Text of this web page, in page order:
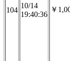
104
10/14
19:40:36
￥